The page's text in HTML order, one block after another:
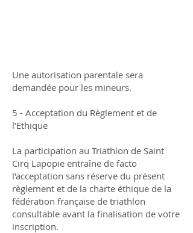
Une autorisation parentale sera
demandée pour les mineurs.
5 - Acceptation du Règlement et de
l’Ethique
La participation au Triathlon de Saint
Cirq Lapopie entraîne de facto
l'acceptation sans réserve du présent
règlement et de la charte éthique de la
fédération française de triathlon
consultable avant la finalisation de votre
inscription.